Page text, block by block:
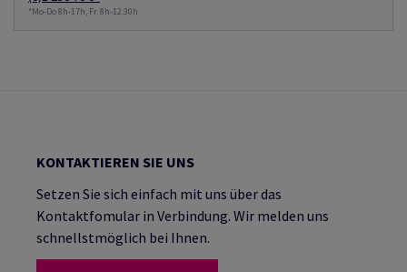
*Mo-Do 8h-17h, Fr. 8h-12:30h
KONTAKTIEREN SIE UNS
Setzen Sie sich einfach mit uns über das
Kontaktfomular in Verbindung. Wir melden uns
schnellstmöglich bei Ihnen.